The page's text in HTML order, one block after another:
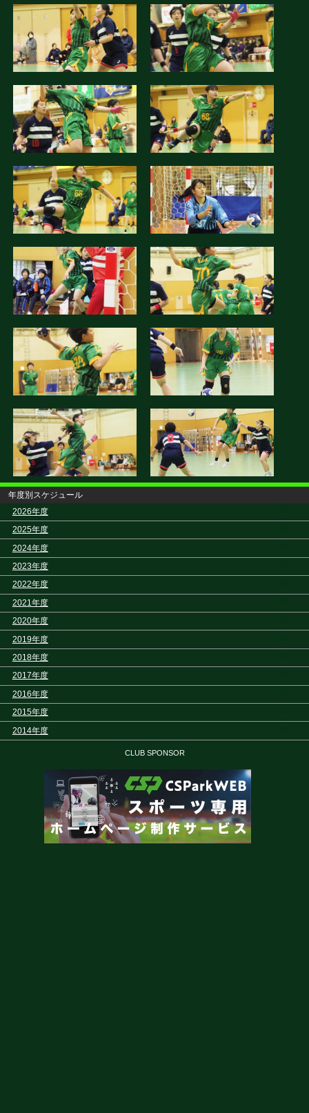
年度別スケジュール
2026年度
2025年度
2024年度
2023年度
2022年度
2021年度
2020年度
2019年度
2018年度
2017年度
2016年度
2015年度
2014年度
CLUB SPONSOR